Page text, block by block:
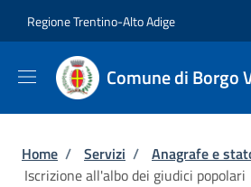
Regione Trentino-Alto Adige
Comune di Borgo
Briciole di pane
Home / Servizi / Anagrafe e
Iscrizione all'albo dei giudici popolari